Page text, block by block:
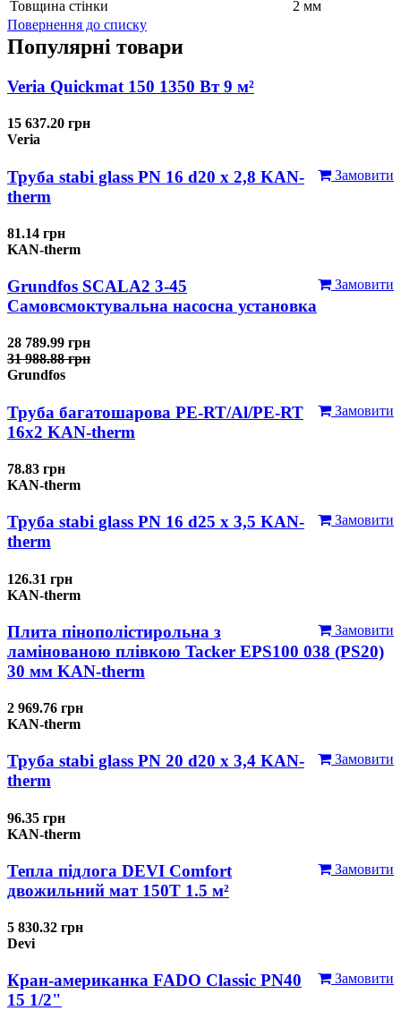
Товщина стінки
2 мм
Повернення до списку
Популярні товари
Veria Quickmat 150 1350 Вт 9 м²
15 637.20 грн
Veria
Замовити
Труба stabi glass PN 16 d20 х 2,8 KAN-
therm
81.14 грн
KAN-therm
Замовити
Grundfos SCALA2 3-45
Самовсмоктувальна насосна установка
28 789.99 грн
31 988.88 грн
Grundfos
Замовити
Труба багатошарова PE-RT/Al/PE-RT
16x2 KAN-therm
78.83 грн
KAN-therm
Замовити
Труба stabi glass PN 16 d25 х 3,5 KAN-
therm
126.31 грн
KAN-therm
Замовити
Плита пінополістирольна з
ламінованою плівкою Tacker EPS100 038 (PS20)
30 мм KAN-therm
2 969.76 грн
KAN-therm
Замовити
Труба stabi glass PN 20 d20 х 3,4 KAN-
therm
96.35 грн
KAN-therm
Замовити
Тепла підлога DEVI Comfort
двожильний мат 150T 1.5 м²
5 830.32 грн
Devi
Замовити
Кран-американка FADO Classic PN40
15 1/2"